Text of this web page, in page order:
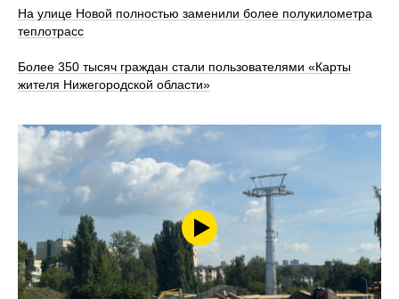
На улице Новой полностью заменили более полукилометра
теплотрасс
Более 350 тысяч граждан стали пользователями «Карты
жителя Нижегородской области»